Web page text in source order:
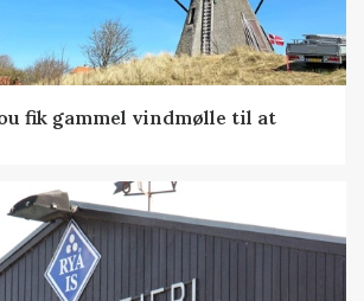
fik gammel vindmølle til at